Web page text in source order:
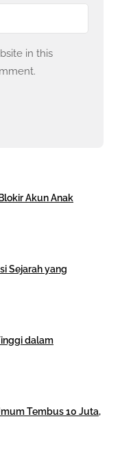
in this
Akun Anak
Sejarah yang
dalam
Tembus 10 Juta,